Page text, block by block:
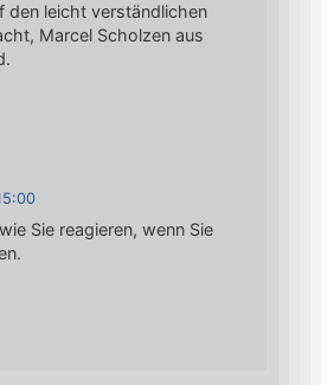
den leicht verständlichen
Marcel Scholzen aus
Sie reagieren, wenn Sie